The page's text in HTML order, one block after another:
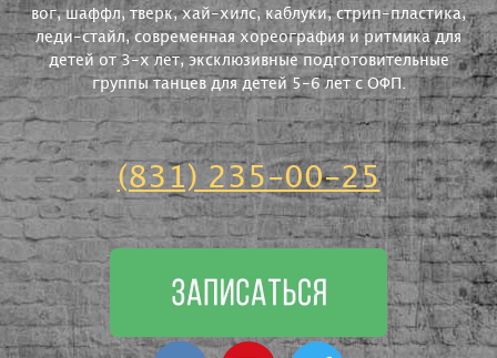
вог, шаффл, тверк, хай-хилс, каблуки, стрип-пластика,
леди-стайл, современная хореография и ритмика для
детей от 3-х лет, эксклюзивные подготовительные
группы танцев для детей 5-6 лет с ОФП.
(831) 235-00-25